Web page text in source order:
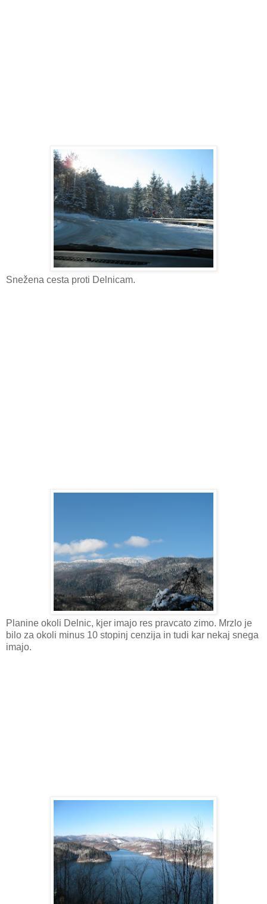
Snežena cesta proti Delnicam.
Planine okoli Delnic, kjer imajo res pravcato zimo. Mrzlo je
bilo za okoli minus 10 stopinj cenzija in tudi kar nekaj snega
imajo.